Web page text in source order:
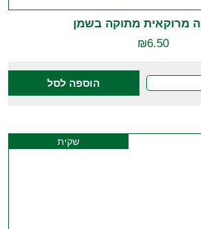
מרוקאית מתוקה בשמן
₪6.50
הוספה לסל
שקית